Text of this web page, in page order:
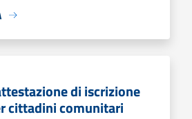
di iscrizione
cittadini comunitari